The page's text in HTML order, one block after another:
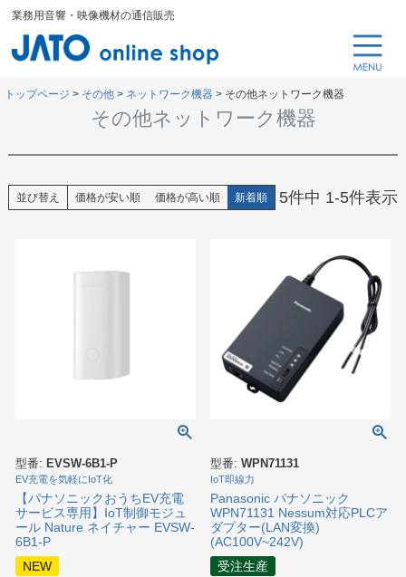
業務用音響・映像機材の通信販売
トップページ その他 ネットワーク機器 その他ネットワーク機器
その他ネットワーク機器
並び替え 価格が安い順 価格が高い順 新着順 5件中 1-5件表示
型番: EVSW-6B1-P
EV充電を気軽にIoT化
【パナソニックおうちEV充電
サービス専用】IoT制御モジュ
ール Nature ネイチャー EVSW-
6B1-P
NEW
型番: WPN71131
IoT即線力
Panasonic パナソニック
WPN71131 Nessum対応PLCア
ダプター(LAN変換)
(AC100V~242V)
受注生産